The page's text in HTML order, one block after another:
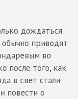
дождаться
приводят
во
после того, как
в свет стали
повести о